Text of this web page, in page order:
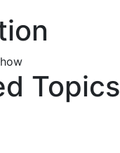
Topics